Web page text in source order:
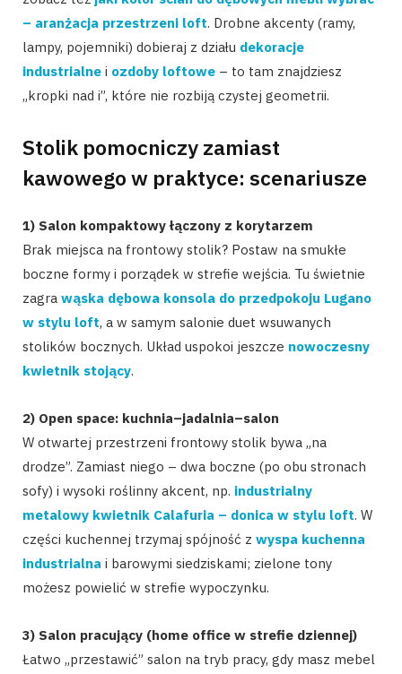
– aranżacja przestrzeni loft. Drobne akcenty (ramy,
lampy, pojemniki) dobieraj z działu dekoracje
industrialne i ozdoby loftowe – to tam znajdziesz
„kropki nad i”, które nie rozbiją czystej geometrii.
Stolik pomocniczy zamiast
kawowego w praktyce: scenariusze
1) Salon kompaktowy łączony z korytarzem
Brak miejsca na frontowy stolik? Postaw na smukłe
boczne formy i porządek w strefie wejścia. Tu świetnie
zagra wąska dębowa konsola do przedpokoju Lugano
w stylu loft, a w samym salonie duet wsuwanych
stolików bocznych. Układ uspokoi jeszcze nowoczesny
kwietnik stojący.
2) Open space: kuchnia–jadalnia–salon
W otwartej przestrzeni frontowy stolik bywa „na
drodze”. Zamiast niego – dwa boczne (po obu stronach
sofy) i wysoki roślinny akcent, np. industrialny
metalowy kwietnik Calafuria – donica w stylu loft. W
części kuchennej trzymaj spójność z wyspa kuchenna
industrialna i barowymi siedziskami; zielone tony
możesz powielić w strefie wypoczynku.
3) Salon pracujący (home office w strefie dziennej)
Łatwo „przestawić” salon na tryb pracy, gdy masz mebel